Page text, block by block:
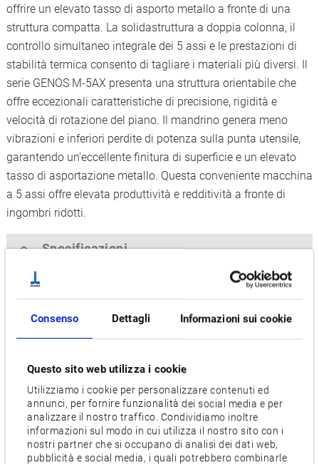
Consenso Dettagli Informazioni sui cookie
Questo sito web utilizza i cookie
Utilizziamo i cookie per personalizzare contenuti ed
annunci, per fornire funzionalità dei social media e per
analizzare il nostro traffico. Condividiamo inoltre
informazioni sul modo in cui utilizza il nostro sito con i
nostri partner che si occupano di analisi dei dati web,
pubblicità e social media, i quali potrebbero combinarle
offrire un elevato tasso di asporto metallo a fronte di una
struttura compatta. La solidastruttura a doppia colonna, il
controllo simultaneo integrale dei 5 assi e le prestazioni di
stabilità termica consento di tagliare i materiali più diversi. Il
serie GENOS M-5AX presenta una struttura orientabile che
offre eccezionali caratteristiche di precisione, rigidità e
velocità di rotazione del piano. Il mandrino genera meno
vibrazioni e inferiori perdite di potenza sulla punta utensile,
garantendo un'eccellente finitura di superficie e un elevato
tasso di asportazione metallo. Questa conveniente macchina
a 5 assi offre elevata produttività e redditività a fronte di
ingombri ridotti.
Specificazioni
[ ] = Opzionale
Dimensioni banco [mm]
Ø 500
Velocidad del husillo principal [min-1]
15,000
Corsa assi [mm]
X: 1,050 / Y: 560 / Z: 460